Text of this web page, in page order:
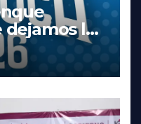
dejamos la
las